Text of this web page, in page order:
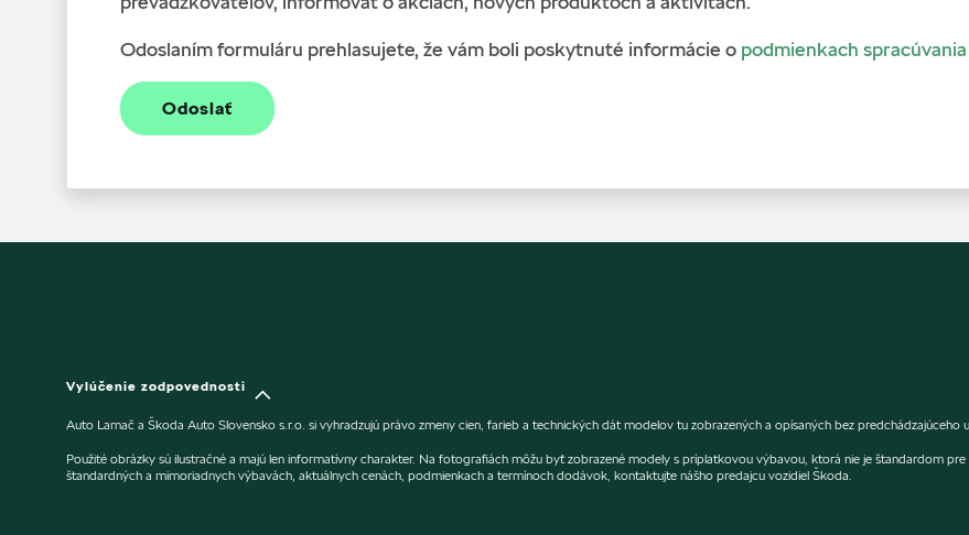
Odoslaním formuláru prehlasujete, že vám boli poskytnuté informácie o podmienkach
Odoslať
Vylúčenie zodpovednosti
Auto Lamač a Škoda Auto Slovensko s.r.o. si vyhradzujú právo zmeny cien, farieb a technických dát modelov tu zobrazených a opísaných bez predchádzajúceho
Použité obrázky sú ilustračné a majú len informatívny charakter. Na fotografiách môžu byť zobrazené modely s príplatkovou výbavou, ktorá nie je štandardom
štandardných a mimoriadnych výbavách, aktuálnych cenách, podmienkach a termínoch dodávok, kontaktujte nášho predajcu vozidiel Škoda.